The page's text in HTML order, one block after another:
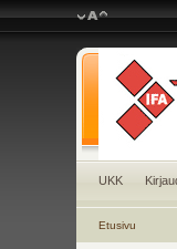
UKK
Etusivu